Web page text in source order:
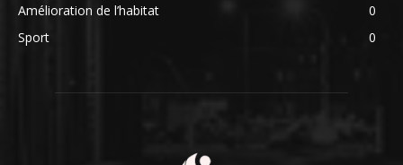
Amélioration de l’habitat
0
Sport
0